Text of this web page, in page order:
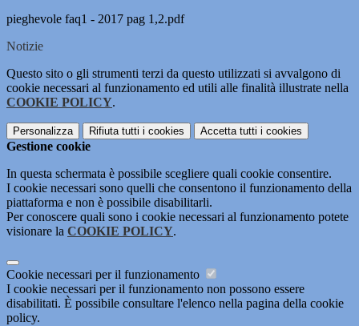
pieghevole faq1 - 2017 pag 1,2.pdf
Notizie
Questo sito o gli strumenti terzi da questo utilizzati si avvalgono di
cookie necessari al funzionamento ed utili alle finalità illustrate nella
COOKIE POLICY.
Personalizza Rifiuta tutti i cookies Accetta tutti i cookies
Gestione cookie
In questa schermata è possibile scegliere quali cookie consentire.
I cookie necessari sono quelli che consentono il funzionamento della
piattaforma e non è possibile disabilitarli.
Per conoscere quali sono i cookie necessari al funzionamento potete
visionare la COOKIE POLICY.
Cookie necessari per il funzionamento
I cookie necessari per il funzionamento non possono essere
disabilitati. È possibile consultare l'elenco nella pagina della cookie
policy.